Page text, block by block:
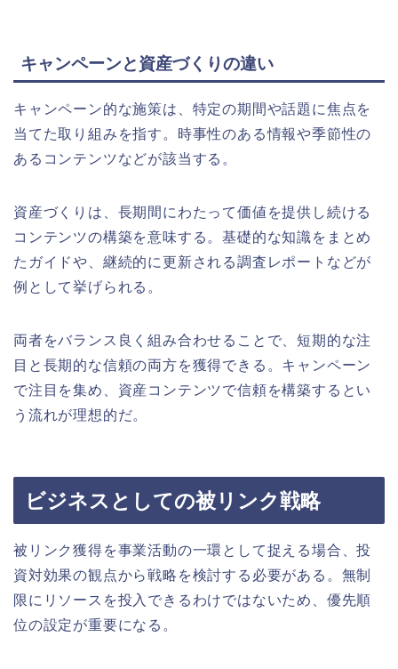
キャンペーンと資産づくりの違い
キャンペーン的な施策は、特定の期間や話題に焦点を
当てた取り組みを指す。時事性のある情報や季節性の
あるコンテンツなどが該当する。
資産づくりは、長期間にわたって価値を提供し続ける
コンテンツの構築を意味する。基礎的な知識をまとめ
たガイドや、継続的に更新される調査レポートなどが
例として挙げられる。
両者をバランス良く組み合わせることで、短期的な注
目と長期的な信頼の両方を獲得できる。キャンペーン
で注目を集め、資産コンテンツで信頼を構築するとい
う流れが理想的だ。
ビジネスとしての被リンク戦略
被リンク獲得を事業活動の一環として捉える場合、投
資対効果の観点から戦略を検討する必要がある。無制
限にリソースを投入できるわけではないため、優先順
位の設定が重要になる。